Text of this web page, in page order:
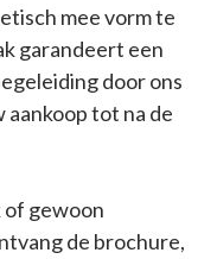
mee vorm te
garandeert een
door ons
tot na de
of gewoon
de brochure,